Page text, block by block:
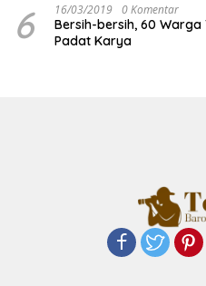
6 16/03/2019 0 Komentar
Bersih-bersih, 60
Padat Karya